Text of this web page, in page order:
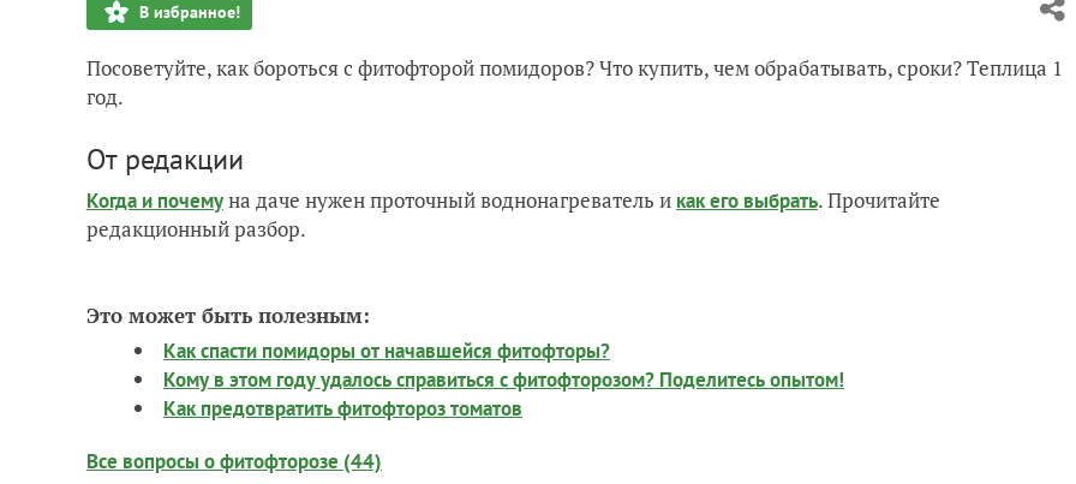
В избранное!
Посоветуйте, как бороться с фитофторой помидоров? Что купить, чем обрабатывать, сроки? Теплица 1
год.
От редакции
Когда и почемуна даче нужен проточный воднонагреватель и как его выбрать. Прочитайте
редакционный разбор.
Это может быть полезным:
Как спасти помидоры от начавшейся фитофторы?
Кому в этом году удалось справиться с фитофторозом? Поделитесь опытом!
Как предотвратить фитофтороз томатов
Все вопросы о фитофторозе (44)